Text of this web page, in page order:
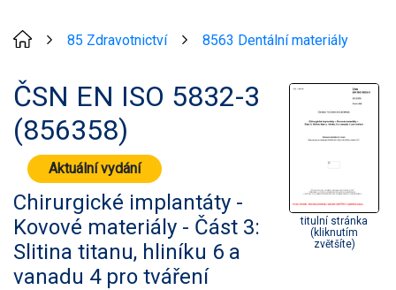
85 Zdravotnictví 8563 Dentální materiály
ČSN EN ISO 5832-3
(856358)
Aktuální vydání
Chirurgické implantáty -
Kovové materiály - Část 3:
Slitina titanu, hliníku 6 a
vanadu 4 pro tváření
titulní stránka
(kliknutím
zvětšíte)